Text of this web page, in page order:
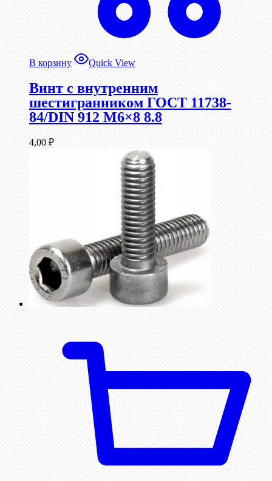
В корзину Quick View
Винт c внутренним
шестигранником ГОСТ 11738-
84/DIN 912 М6×8 8.8
4,00 ₽